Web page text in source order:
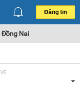
Đăng tin
Đồng Nai